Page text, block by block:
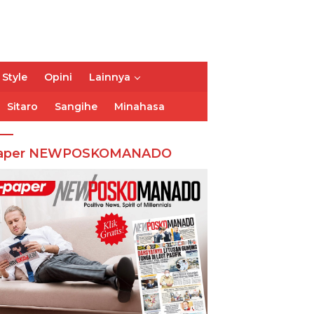
Opini Lainnya
Sitaro Sangihe Minahasa
NEWPOSKOMANADO